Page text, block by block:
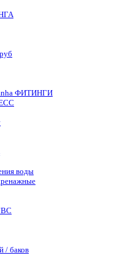
ФИТИНГИ
воды
/ баков